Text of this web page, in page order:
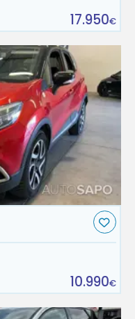
17.950€
10.990€